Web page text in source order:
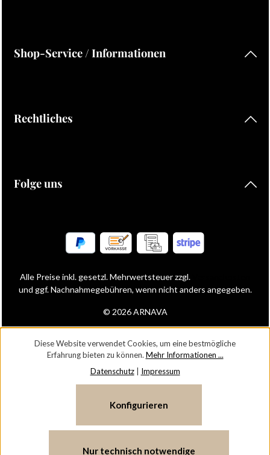
Shop-Service / Informationen
Rechtliches
Folge uns
© 2026 ARNAVA
Alle Preise inkl. gesetzl. Mehrwertsteuer zzgl.
und ggf. Nachnahmegebühren, wenn nicht anders angegeben.
Diese Website verwendet Cookies, um eine bestmögliche
Erfahrung bieten zu können. Mehr Informationen ...
Datenschutz| Impressum
Nur technisch notwendige
Konfigurieren